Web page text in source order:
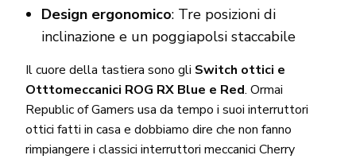
Design ergonomico: Tre posizioni di
inclinazione e un poggiapolsi staccabile
Il cuore della tastiera sono gli Switch ottici e
Otttomeccanici ROG RX Blue e Red. Ormai
Republic of Gamers usa da tempo i suoi interruttori
ottici fatti in casa e dobbiamo dire che non fanno
rimpiangere i classici interruttori meccanici Cherry